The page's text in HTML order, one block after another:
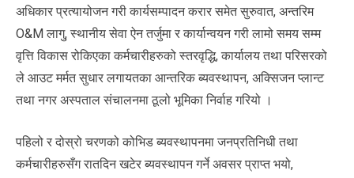
अधिकार प्रत्यायोजन गरी कार्यसम्पादन करार समेत सुरुवात, अन्तरिम
O&M लागु, स्थानीय सेवा ऐन तर्जुमा र कार्यान्वयन गरी लामो समय सम्म
वृत्ति विकास रोकिएका कर्मचारीहरुको स्तरवृद्धि, कार्यालय तथा परिसरको
ले आउट मर्मत सुधार लगायतका आन्तरिक ब्यवस्थापन, अक्सिजन प्लान्ट
तथा नगर अस्पताल संचालनमा ठूलो भूमिका निर्वाह गरियो ।
पहिलो र दोस्रो चरणको कोभिड ब्यवस्थापनमा जनप्रतिनिधी तथा
कर्मचारीहरुसँग रातदिन खटेर ब्यवस्थापन गर्ने अवसर प्राप्त भयो,